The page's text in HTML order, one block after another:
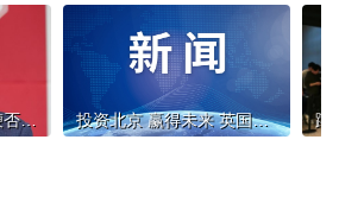
韩国最大在野党新党鞭否认“亲尹” 投资北京 赢得未来 英国伦敦专场推介活动成功举办